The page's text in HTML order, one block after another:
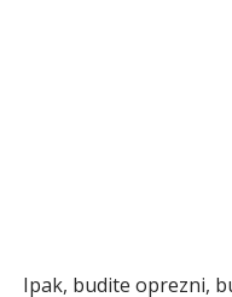
Ipak, budite oprezni,